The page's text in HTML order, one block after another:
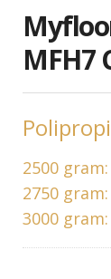
MFH7
2500 gram:
2750 gram:
3000 gram: